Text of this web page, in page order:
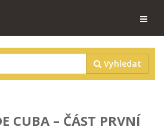
Vyhledat
CUBA – ČÁST PRVNÍ